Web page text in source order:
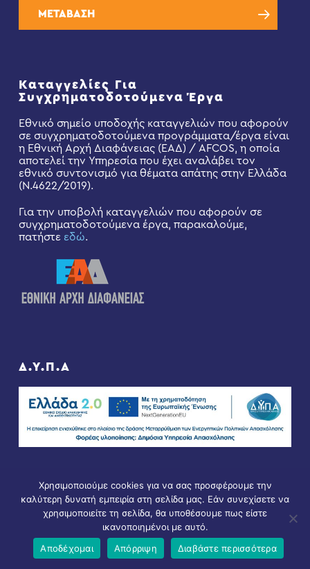
ΜΕΤΑΒΑΣΗ
Καταγγελίες Για
Συγχρηματοδοτούμενα Έργα
Εθνικό σημείο υποδοχής καταγγελιών που αφορούν
σε συγχρηματοδοτούμενα προγράμματα/έργα είναι
η Εθνική Αρχή Διαφάνειας (ΕΑΔ) / AFCOS, η οποία
αποτελεί την Υπηρεσία που έχει αναλάβει τον
εθνικό συντονισμό για θέματα απάτης στην Ελλάδα
(Ν.4622/2019).
Για την υποβολή καταγγελιών που αφορούν σε
συγχρηματοδοτούμενα έργα, παρακαλούμε,
πατήστε εδώ.
Δ.Υ.Π.Α
© Copyright 2021 - All Rights Reserved. D & D by
Χρησιμοποιούμε cookies για να σας προσφέρουμε την
καλύτερη δυνατή εμπειρία στη σελίδα μας. Εάν συνεχίσετε να
χρησιμοποιείτε τη σελίδα, θα υποθέσουμε πως είστε
ικανοποιημένοι με αυτό.
Αποδέχομαι
Απόρριψη Διαβάστε περισσότερα